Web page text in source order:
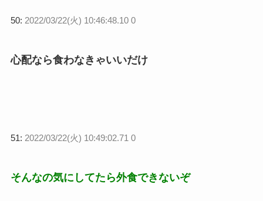
50: 2022/03/22(火) 10:46:48.10 0
心配なら食わなきゃいいだけ
51: 2022/03/22(火) 10:49:02.71 0
そんなの気にしてたら外食できないぞ